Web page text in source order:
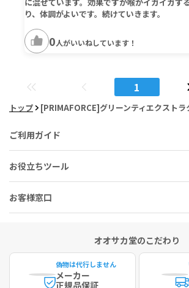
り、体調がよいです。続けていきます。
0人がいいねしています！
1
トップ [PRIMAFORCE]グリーンティエクスト
ご利用ガイド
お役立ちツール
お客様窓口
オオサカ堂のこだわり
偽物は代行しません
メーカー
正規品保証